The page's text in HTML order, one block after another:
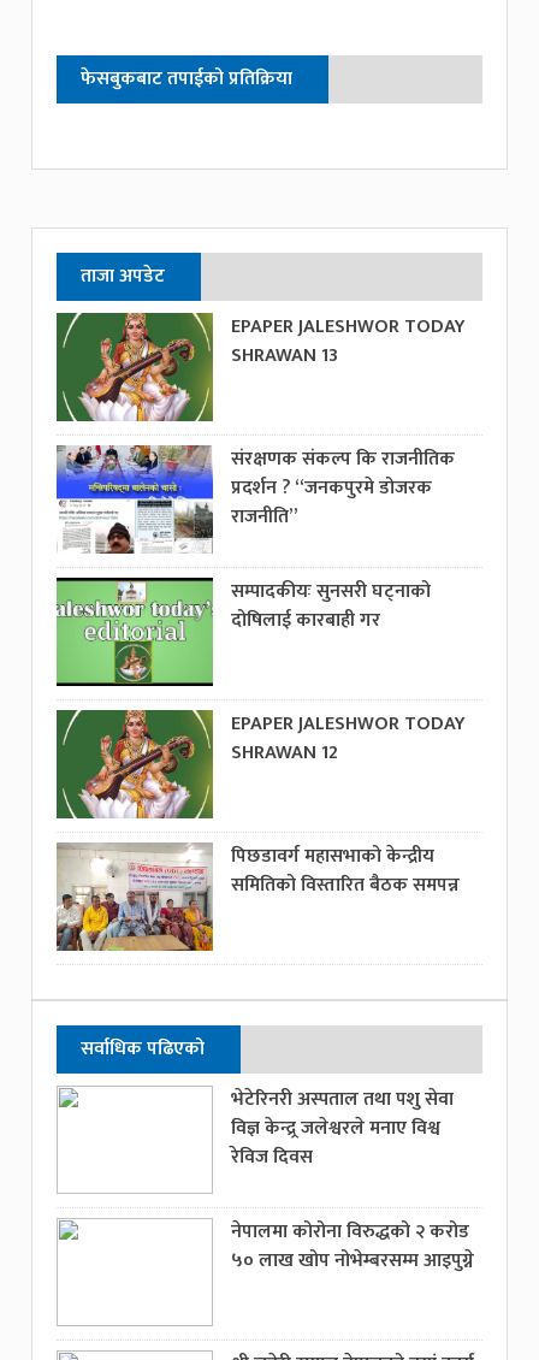
फेसबुकबाट तपाईको प्रतिक्रिया
ताजा अपडेट
EPAPER JALESHWOR TODAY
SHRAWAN 13
संरक्षणक संकल्प कि राजनीतिक
प्रदर्शन ? “जनकपुरमे डोजरक
राजनीति”
सम्पादकीयः सुनसरी घट्नाको
दोषिलाई कारबाही गर
EPAPER JALESHWOR TODAY
SHRAWAN 12
पिछडावर्ग महासभाको केन्द्रीय
समितिको विस्तारित बैठक समपन्न
सर्वाधिक पढिएको
भेटेरिनरी अस्पताल तथा पशु सेवा
विज्ञ केन्द्र्र जलेश्वरले मनाए विश्व
रेविज दिवस
नेपालमा कोरोना विरुद्धको २ करोड
५० लाख खोप नोभेम्बरसम्म आइपुग्ने